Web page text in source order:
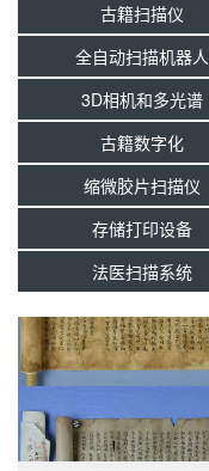
古籍扫描仪
全自动扫描机器人
3D相机和多光谱
古籍数字化
缩微胶片扫描仪
存储打印设备
法医扫描系统